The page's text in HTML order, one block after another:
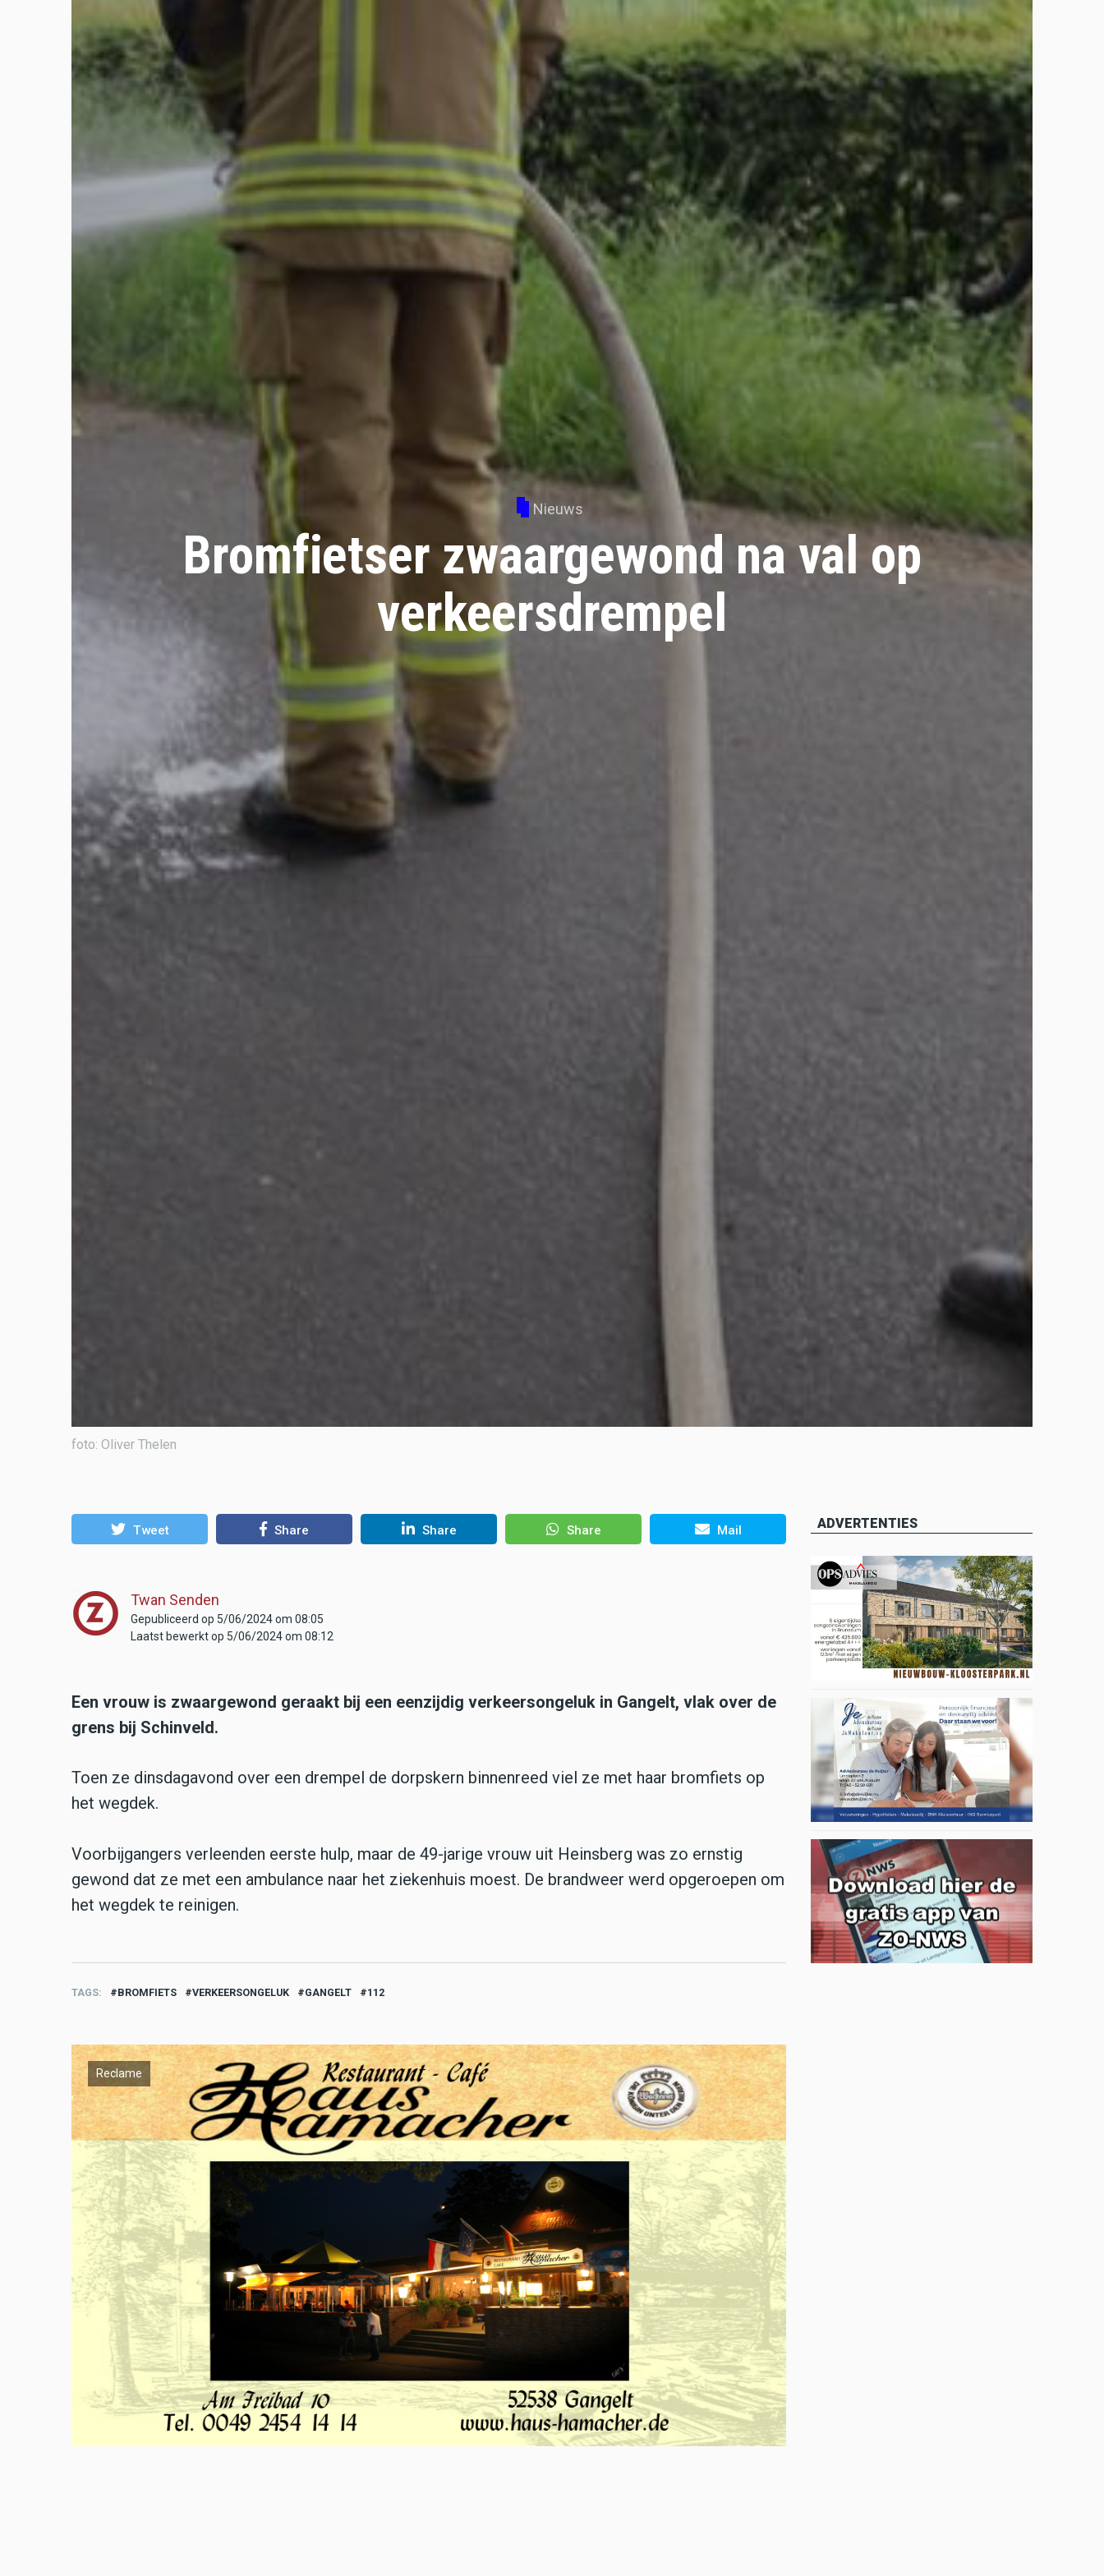
Nieuws
Bromfietser zwaargewond na val op
verkeersdrempel
foto: Oliver Thelen
Tweet Share Share Share Mail
Twan Senden
Gepubliceerd op 5/06/2024 om 08:05
Laatst bewerkt op 5/06/2024 om 08:12
Een vrouw is zwaargewond geraakt bij een eenzijdig verkeersongeluk in Gangelt, vlak over de
grens bij Schinveld.
Toen ze dinsdagavond over een drempel de dorpskern binnenreed viel ze met haar bromfiets op
het wegdek.
Voorbijgangers verleenden eerste hulp, maar de 49-jarige vrouw uit Heinsberg was zo ernstig
gewond dat ze met een ambulance naar het ziekenhuis moest. De brandweer werd opgeroepen om
het wegdek te reinigen.
TAGS BROMFIETS VERKEERSONGELUK GANGELT 112
Reclame
ADVERTENTIES